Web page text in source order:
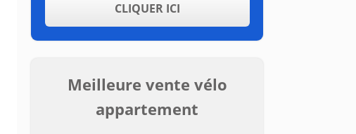
CLIQUER ICI
Meilleure vente vélo
appartement